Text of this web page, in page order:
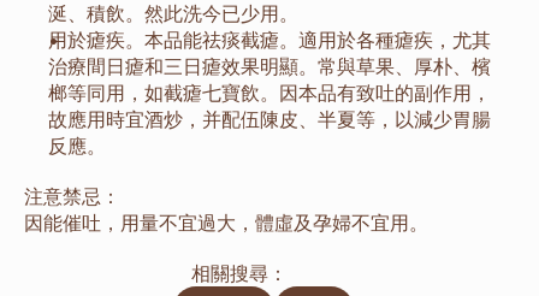
涎、積飲。然此洗今已少用。
用於瘧疾。本品能祛痰截瘧。適用於各種瘧疾，尤其
治療間日瘧和三日瘧效果明顯。常與草果、厚朴、檳
榔等同用，如截瘧七寶飲。因本品有致吐的副作用，
故應用時宜酒炒，并配伍陳皮、半夏等，以減少胃腸
反應。
注意禁忌：
因能催吐，用量不宜過大，體虛及孕婦不宜用。
相關搜尋：